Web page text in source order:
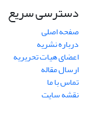
دسترسی سریع
صفحه اصلی
درباره نشریه
اعضای هیات تحریریه
ارسال مقاله
تماس با ما
نقشه سایت